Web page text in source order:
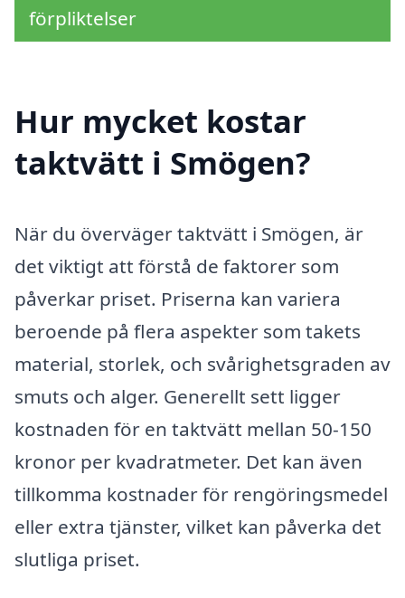
förpliktelser
Hur mycket kostar
taktvätt i Smögen?
När du överväger taktvätt i Smögen, är
det viktigt att förstå de faktorer som
påverkar priset. Priserna kan variera
beroende på flera aspekter som takets
material, storlek, och svårighetsgraden av
smuts och alger. Generellt sett ligger
kostnaden för en taktvätt mellan 50-150
kronor per kvadratmeter. Det kan även
tillkomma kostnader för rengöringsmedel
eller extra tjänster, vilket kan påverka det
slutliga priset.